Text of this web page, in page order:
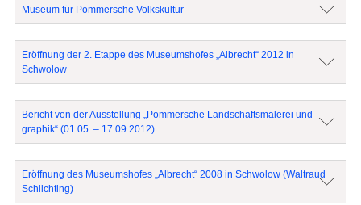
Museum für Pommersche Volkskultur
Eröffnung der 2. Etappe des Museumshofes „Albrecht“ 2012 in
Schwolow
Bericht von der Ausstellung „Pommersche Landschaftsmalerei und –
graphik“ (01.05. – 17.09.2012)
Eröffnung des Museumshofes „Albrecht“ 2008 in Schwolow (Waltraud
Schlichting)